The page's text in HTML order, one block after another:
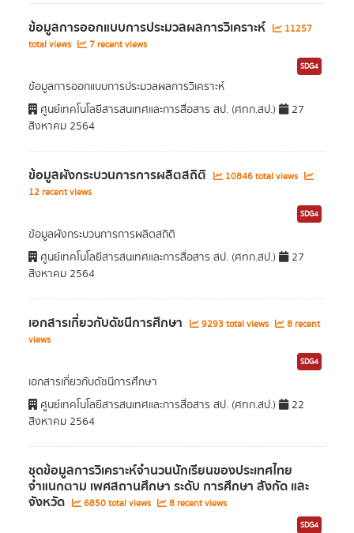
ข้อมูลการออกแบบการประมวลผลการวิเคราะห์
11257
total views
7 recent views
SDG4
ข้อมูลการออกแบบการประมวลผลการวิเคราะห์
ศูนย์เทคโนโลยีสารสนเทศและการสื่อสาร สป. (ศทก.สป.)
27
สิงหาคม 2564
ข้อมูลผังกระบวนการการผลิตสถิติ
10846 total views
12 recent views
SDG4
ข้อมูลผังกระบวนการการผลิตสถิติ
ศูนย์เทคโนโลยีสารสนเทศและการสื่อสาร สป. (ศทก.สป.)
27
สิงหาคม 2564
เอกสารเกี่ยวกับดัชนีการศึกษา 9293 total views
8 recent
views
SDG4
เอกสารเกี่ยวกับดัชนีการศึกษา
ศูนย์เทคโนโลยีสารสนเทศและการสื่อสาร สป. (ศทก.สป.)
22
สิงหาคม 2564
ชุดข้อมูลการวิเคราะห์จำนวนนักเรียนของประเทศไทย
จำแนกตาม เพศสถานศึกษา ระดับ การศึกษา สังกัด และ
จังหวัด 6850 total views 8 recent views
SDG4